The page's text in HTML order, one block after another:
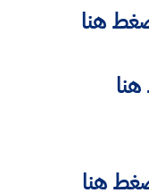
هنا
هنا